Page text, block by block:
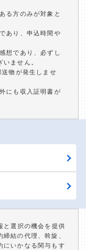
る方のみが対象と
あり、申込時間や
想であり、必ずし
ません。
物が発生しませ
にも収入証明書が
と選択の機会を提供
結の代理、斡旋、
にいかなる関与もす